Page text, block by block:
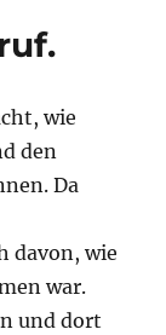
wie
den
Da
davon, wie
war.
und dort